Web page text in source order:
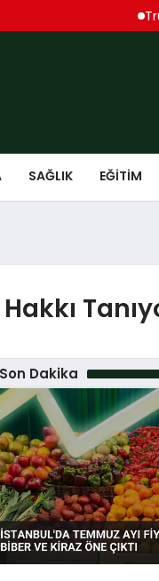
SAĞLIK EĞITIM
Dakika